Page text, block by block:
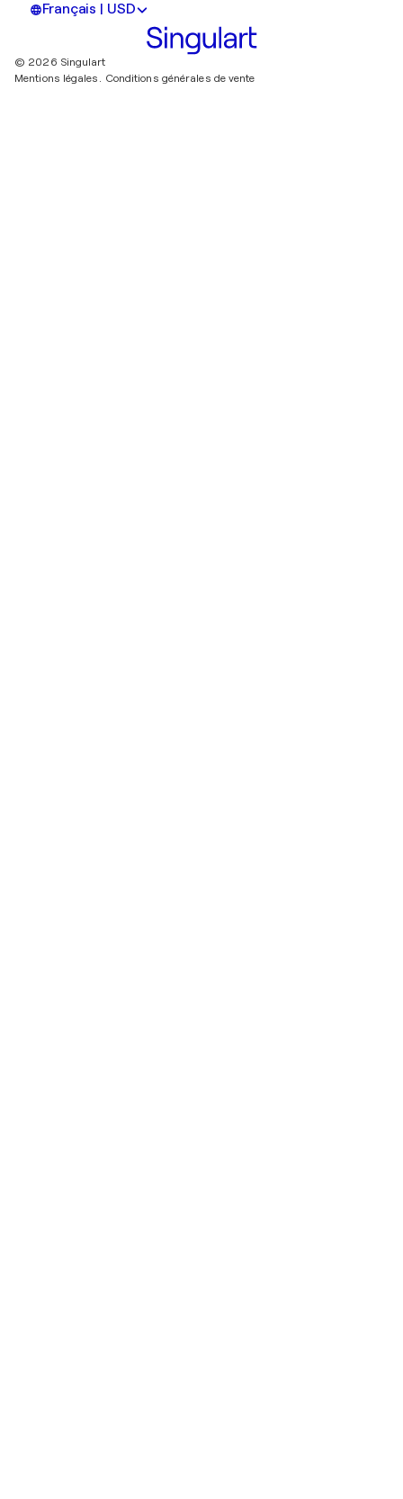
Français | USD
© 2026 Singulart
Mentions légales. Conditions générales de vente